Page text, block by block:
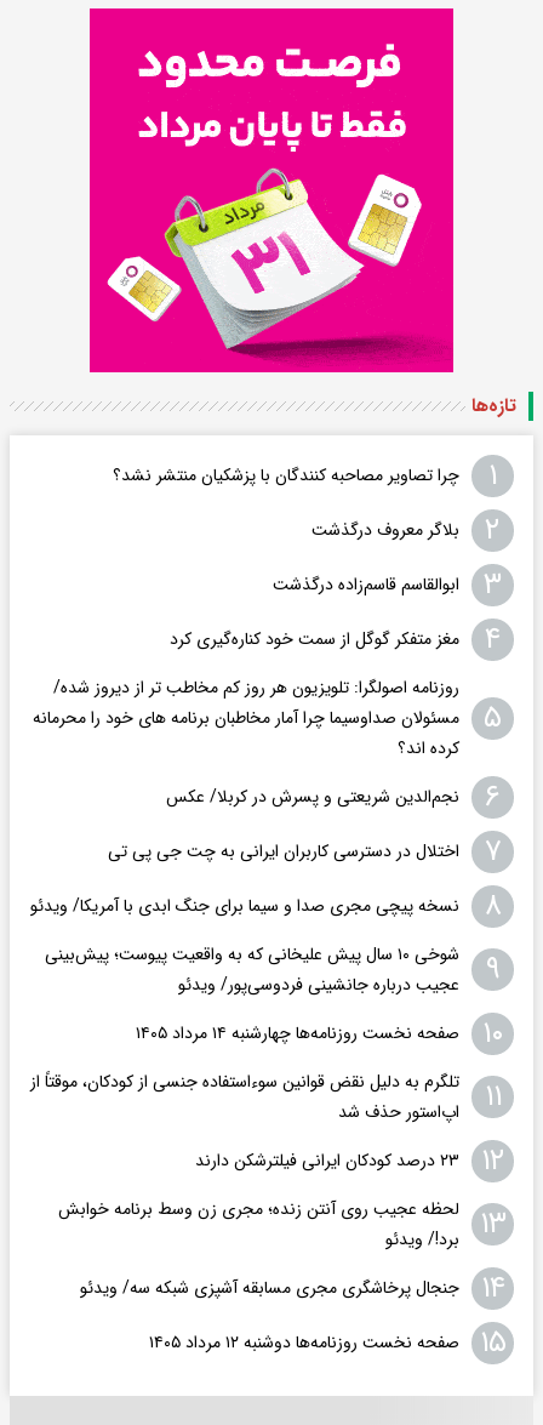
تازه‌ها
۱ چرا تصاویر مصاحبه کنندگان با پزشکیان منتشر نشد؟
۲ بلاگر معروف درگذشت
۳ ابوالقاسم قاسم‌زاده درگذشت
۴ مغز متفکر گوگل از سمت خود کناره‌گیری کرد
۵
روزنامه اصولگرا: تلویزیون هر روز کم مخاطب تر از دیروز شده/
مسئولان صداوسیما چرا آمار مخاطبان برنامه های خود را محرمانه
کرده اند؟
۶ نجم‌الدین شریعتی و پسرش در کربلا/ عکس
۷ اختلال در دسترسی کاربران ایرانی به چت جی پی تی
۸ نسخه پیچی مجری صدا و سیما برای جنگ ابدی با آمریکا/ ویدئو
۹
شوخی ۱۰ سال پیش علیخانی که به واقعیت پیوست؛ پیش‌بینی
عجیب درباره جانشینی فردوسی‌پور/ ویدئو
۱۰ صفحه نخست روزنامه‌ها چهارشنبه ۱۴ مرداد ۱۴۰۵
۱۱
تلگرم به دلیل نقض قوانین سوءاستفاده جنسی از کودکان، موقتاً از
اپ‌استور حذف شد
۱۲ ۲۳ درصد کودکان ایرانی فیلترشکن دارند
۱۳
لحظه عجیب روی آنتن زنده؛ مجری زن وسط برنامه خوابش
برد!/ ویدئو
۱۴ جنجال پرخاشگری مجری مسابقه آشپزی شبکه سه/ ویدئو
۱۵ صفحه نخست روزنامه‌ها دوشنبه ۱۲ مرداد ۱۴۰۵